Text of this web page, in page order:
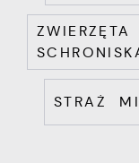
STRAŻ